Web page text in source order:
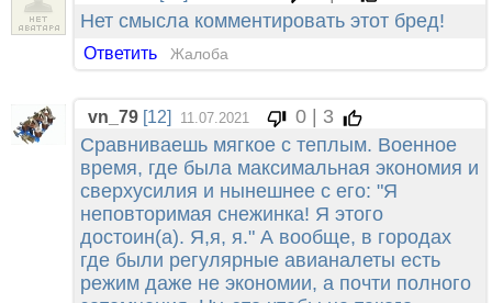
Нет смысла комментировать этот бред!
Ответить Жалоба
vn_79 [12] 11.07.2021
0 | 3
Сравниваешь мягкое с теплым. Военное
время, где была максимальная экономия и
сверхусилия и нынешнее с его: "Я
неповторимая снежинка! Я этого
достоин(а). Я,я, я." А вообще, в городах
где были регулярные авианалеты есть
режим даже не экономии, а почти полного